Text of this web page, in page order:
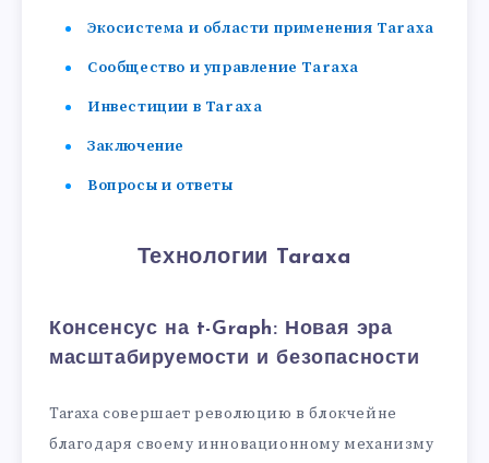
Экосистема и области применения Taraxa
Сообщество и управление Taraxa
Инвестиции в Taraxa
Заключение
Вопросы и ответы
Технологии Taraxa
Консенсус на t-Graph: Новая эра
масштабируемости и безопасности
Taraxa совершает революцию в блокчейне
благодаря своему инновационному механизму